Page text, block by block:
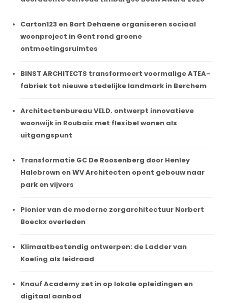
Carton123 en Bart Dehaene organiseren sociaal
woonproject in Gent rond groene
ontmoetingsruimtes
BINST ARCHITECTS transformeert voormalige ATEA-
fabriek tot nieuwe stedelijke landmark in Berchem
Architectenbureau VELD. ontwerpt innovatieve
woonwijk in Roubaix met flexibel wonen als
uitgangspunt
Transformatie GC De Roosenberg door Henley
Halebrown en WV Architecten opent gebouw naar
park en vijvers
Pionier van de moderne zorgarchitectuur Norbert
Boeckx overleden
Klimaatbestendig ontwerpen: de Ladder van
Koeling als leidraad
Knauf Academy zet in op lokale opleidingen en
digitaal aanbod